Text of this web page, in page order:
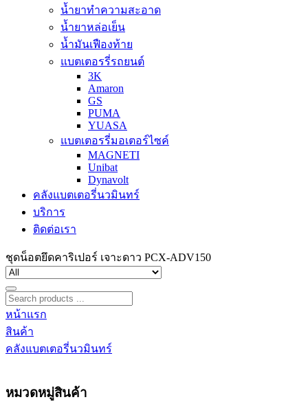
น้ำยาทำความสะอาด
น้ำยาหล่อเย็น
น้ำมันเฟืองท้าย
แบตเตอรรี่รถยนต์
3K
Amaron
GS
PUMA
YUASA
แบตเตอรรี่มอเตอร์ไซค์
MAGNETI
Unibat
Dynavolt
คลังแบตเตอรี่นวมินทร์
บริการ
ติดต่อเรา
ชุดน็อตยึดคาริเปอร์ เจาะดาว PCX-ADV150
หน้าแรก
สินค้า
คลังแบตเตอรี่นวมินทร์
หมวดหมู่สินค้า